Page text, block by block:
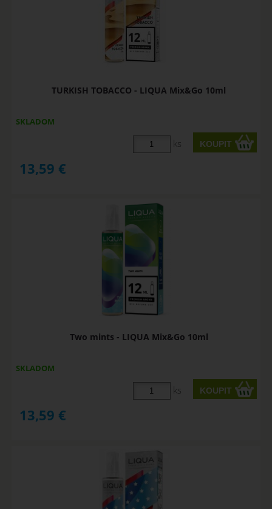
TURKISH TOBACCO - LIQUA Mix&Go 10ml
SKLADOM
ks
13,59 €
Two mints - LIQUA Mix&Go 10ml
SKLADOM
ks
13,59 €